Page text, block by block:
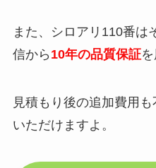
また、シロアリ110番は
信から 10年の品質保証を
見積もり後の追加費用
いただけますよ。